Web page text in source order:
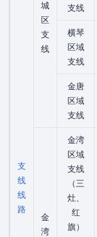
支
线
线
路
城
区
支
线
支线
横琴
区域
支线
金唐
区域
支线
金
湾
金湾
区域
支线
（三
灶、
红
旗）